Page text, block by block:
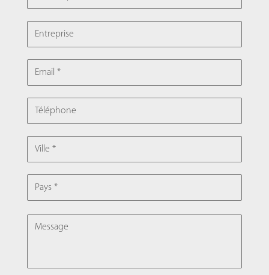
ENTREPRISE
EMAIL
TÉLÉPHONE
VILLE
PAYS
MESSAGE